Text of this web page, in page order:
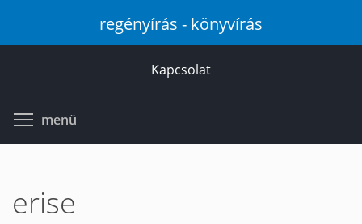
regényírás - könyvírás
Kapcsolat
menü
erise